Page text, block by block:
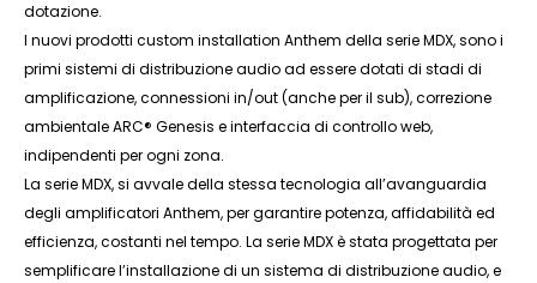
dotazione.
I nuovi prodotti custom installation Anthem della serie MDX, sono i
primi sistemi di distribuzione audio ad essere dotati di stadi di
amplificazione, connessioni in/out (anche per il sub), correzione
ambientale ARC® Genesis e interfaccia di controllo web,
indipendenti per ogni zona.
La serie MDX, si avvale della stessa tecnologia all’avanguardia
degli amplificatori Anthem, per garantire potenza, affidabilità ed
efficienza, costanti nel tempo. La serie MDX è stata progettata per
semplificare l’installazione di un sistema di distribuzione audio, e